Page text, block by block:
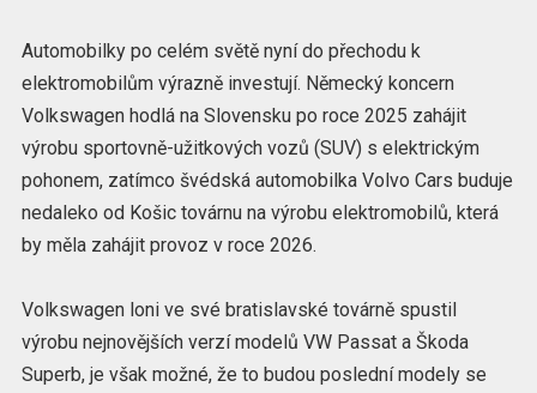
Automobilky po celém světě nyní do přechodu k
elektromobilům výrazně investují. Německý koncern
Volkswagen hodlá na Slovensku po roce 2025 zahájit
výrobu sportovně-užitkových vozů (SUV) s elektrickým
pohonem, zatímco švédská automobilka Volvo Cars buduje
nedaleko od Košic továrnu na výrobu elektromobilů, která
by měla zahájit provoz v roce 2026.
Volkswagen loni ve své bratislavské továrně spustil
výrobu nejnovějších verzí modelů VW Passat a Škoda
Superb, je však možné, že to budou poslední modely se